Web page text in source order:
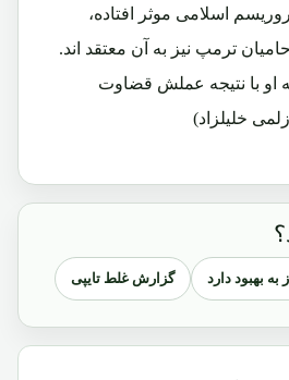
اسلامی موثر افتاده،
ترمپ نیز به آن معتقد اند.
او با نتیجه عملش قضاوت
خلیلزاد)
به بهبود دارد گزارش غلط تایپی